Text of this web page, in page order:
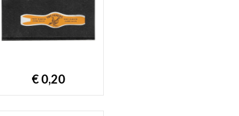
€ 0,20